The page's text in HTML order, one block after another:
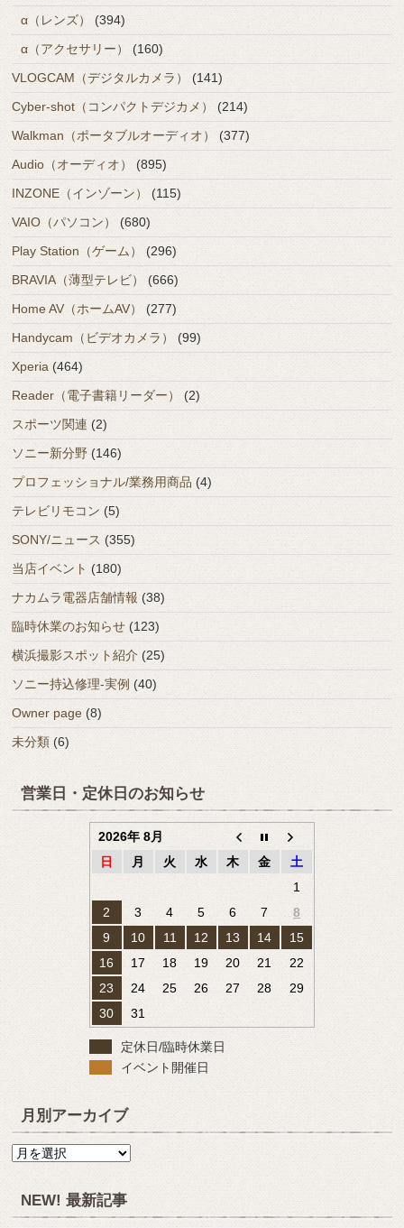
α（レンズ）
(394)
α（アクセサリー）
(160)
VLOGCAM（デジタルカメラ）
(141)
Cyber-shot（コンパクトデジカメ） (214)
Walkman（ポータブルオーディオ）
(377)
Audio（オーディオ）
(895)
INZONE（インゾーン）
(115)
VAIO（パソコン）
(680)
Play Station（ゲーム）
(296)
BRAVIA（薄型テレビ）
(666)
Home AV（ホームAV）
(277)
Handycam（ビデオカメラ）
(99)
Xperia (464)
Reader（電子書籍リーダー）
(2)
スポーツ関連 (2)
ソニー新分野 (146)
プロフェッショナル/業務用商品 (4)
テレビリモコン (5)
SONY/ニュース (355)
当店イベント (180)
ナカムラ電器店舗情報 (38)
臨時休業のお知らせ (123)
横浜撮影スポット紹介 (25)
ソニー持込修理-実例 (40)
Owner page (8)
未分類 (6)
営業日・定休日のお知らせ
2026年 8月
日
月 火 水 木 金
土
1
2
3 4 5 6 7
8
9
10 11 12 13 14
15
16
17 18 19 20 21
22
23
24 25 26 27 28
29
30
31
定休日/臨時休業日
イベント開催日
月別アーカイブ
月
ーNEW! 最新記事